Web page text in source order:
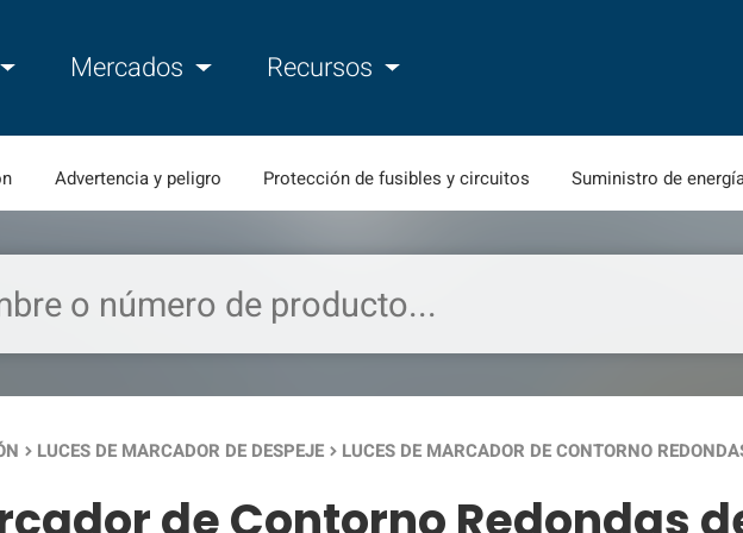
Mercados Recursos
Advertencia y peligro Protección de fusibles y circuitos Suministro de
keyboard_arrow_right LUCES DE MARCADOR DE DESPEJE keyboard_arrow_right LUCES DE MARCADOR DE CONTORNO